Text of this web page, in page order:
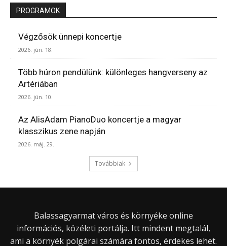
PROGRAMOK
Végzősök ünnepi koncertje
2026. jún. 18.
Több húron pendülünk: különleges hangverseny az
Artériában
2026. jún. 10.
Az AlisAdam PianoDuo koncertje a magyar
klasszikus zene napján
2026. máj. 29.
Továbbiak
Balassagyarmat város és környéke online
információs, közéleti portálja. Itt mindent megtalál,
ami a környék polgárai számára fontos, érdekes lehet.